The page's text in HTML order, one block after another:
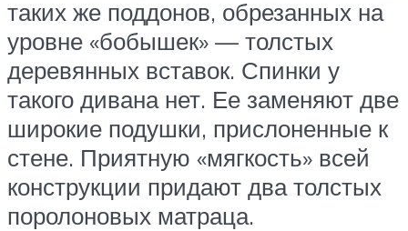
таких же поддонов, обрезанных на
уровне «бобышек» — толстых
деревянных вставок. Спинки у
такого дивана нет. Ее заменяют две
широкие подушки, прислоненные к
стене. Приятную «мягкость» всей
конструкции придают два толстых
поролоновых матраца.